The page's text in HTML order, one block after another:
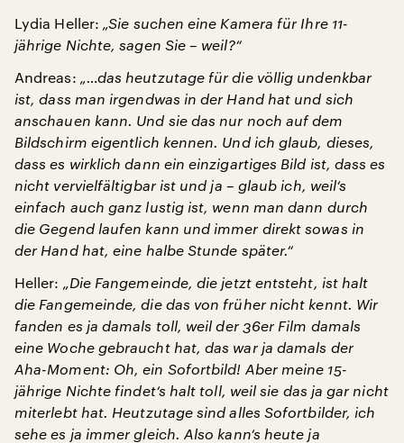
Lydia Heller: „Sie suchen eine Kamera für Ihre 11-
jährige Nichte, sagen Sie – weil?“
Andreas: „…das heutzutage für die völlig undenkbar
ist, dass man irgendwas in der Hand hat und sich
anschauen kann. Und sie das nur noch auf dem
Bildschirm eigentlich kennen. Und ich glaub, dieses,
dass es wirklich dann ein einzigartiges Bild ist, dass es
nicht vervielfältigbar ist und ja – glaub ich, weil‘s
einfach auch ganz lustig ist, wenn man dann durch
die Gegend laufen kann und immer direkt sowas in
der Hand hat, eine halbe Stunde später.“
Heller: „Die Fangemeinde, die jetzt entsteht, ist halt
die Fangemeinde, die das von früher nicht kennt. Wir
fanden es ja damals toll, weil der 36er Film damals
eine Woche gebraucht hat, das war ja damals der
Aha-Moment: Oh, ein Sofortbild! Aber meine 15-
jährige Nichte findet‘s halt toll, weil sie das ja gar nicht
miterlebt hat. Heutzutage sind alles Sofortbilder, ich
sehe es ja immer gleich. Also kann‘s heute ja